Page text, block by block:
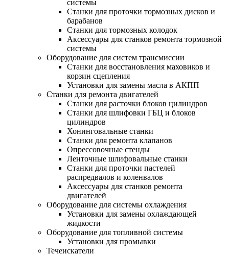
системы
Станки для проточки тормозных дисков и
барабанов
Станки для тормозных колодок
Аксессуары для станков ремонта тормозной
системы
Оборудование для систем трансмиссии
Станки для восстановления маховиков и
корзин сцепления
Установки для замены масла в АКПП
Станки для ремонта двигателей
Станки для расточки блоков цилиндров
Станки для шлифовки ГБЦ и блоков
цилиндров
Хонинговальные станки
Станки для ремонта клапанов
Опрессовочные стенды
Ленточные шлифовальные станки
Станки для проточки пастелей
распредвалов и коленвалов
Аксессуары для станков ремонта
двигателей
Оборудование для системы охлаждения
Установки для замены охлаждающей
жидкости
Оборудование для топливной системы
Установки для промывки
Течеискатели